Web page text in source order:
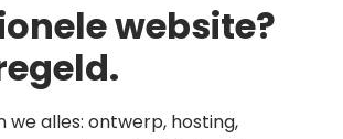
website?
we alles: ontwerp, hosting,